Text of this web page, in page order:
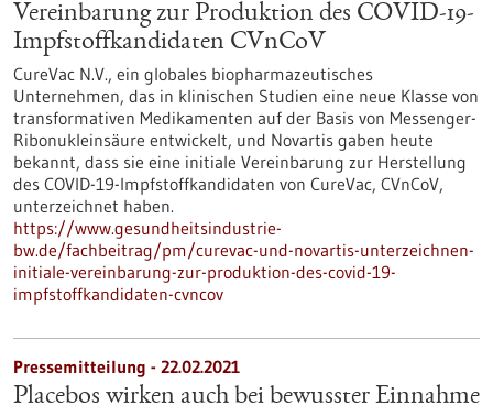
Vereinbarung zur Produktion des COVID-19-
Impfstoffkandidaten CVnCoV
CureVac N.V., ein globales biopharmazeutisches
Unternehmen, das in klinischen Studien eine neue Klasse von
transformativen Medikamenten auf der Basis von Messenger-
Ribonukleinsäure entwickelt, und Novartis gaben heute
bekannt, dass sie eine initiale Vereinbarung zur Herstellung
des COVID-19-Impfstoffkandidaten von CureVac, CVnCoV,
unterzeichnet haben.
https://www.gesundheitsindustrie-
bw.de/fachbeitrag/pm/curevac-und-novartis-unterzeichnen-
initiale-vereinbarung-zur-produktion-des-covid-19-
impfstoffkandidaten-cvncov
Pressemitteilung - 22.02.2021
Placebos wirken auch bei bewusster Einnahme